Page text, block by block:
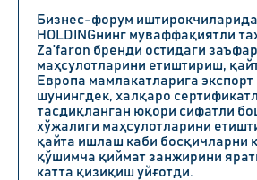
Бизнес-форум иштирокчиларида
HOLDINGнинг муваффақиятли
Za’faron бренди остидаги
маҳсулотларини етиштириш,
Европа мамлакатларига
шунингдек, халқаро
тасдиқланган юқори сифатли
хўжалиги маҳсулотларини
қайта ишлаш каби босқичларни
қўшимча қиймат занжирини
катта қизиқиш уйғотди.